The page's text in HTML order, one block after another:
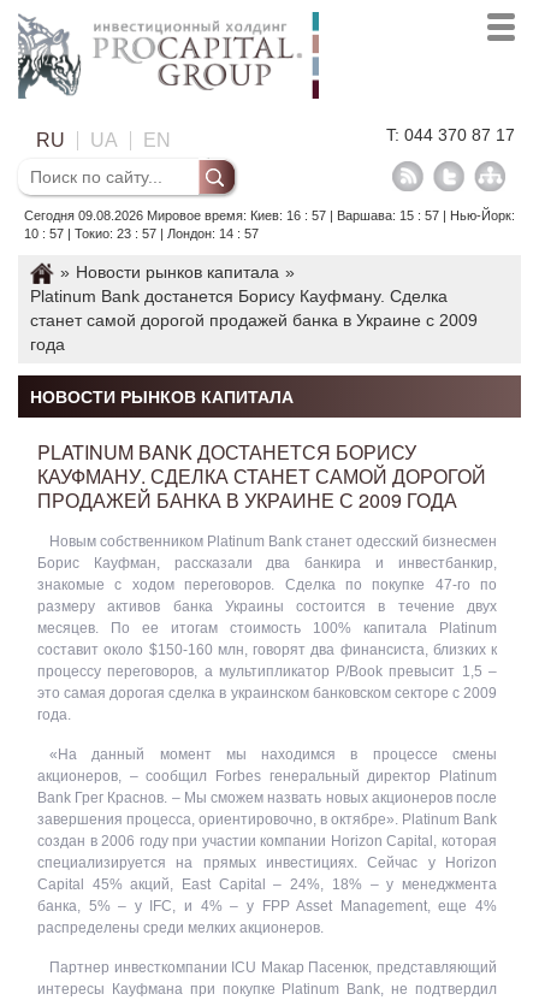
RU UA EN T: 044 370 87 17
Сегодня 09.08.2026 Мировое время: Киев: 16 : 57 | Варшава: 15 : 57 | Нью-Йорк:
10 : 57 | Токио: 23 : 57 | Лондон: 14 : 57
» Новости рынков капитала »
Platinum Bank достанется Борису Кауфману. Сделка
станет самой дорогой продажей банка в Украине с 2009
года
НОВОСТИ РЫНКОВ КАПИТАЛА
PLATINUM BANK ДОСТАНЕТСЯ БОРИСУ
КАУФМАНУ. СДЕЛКА СТАНЕТ САМОЙ ДОРОГОЙ
ПРОДАЖЕЙ БАНКА В УКРАИНЕ С 2009 ГОДА
Новым собственником Platinum Bank станет одесский бизнесмен
Борис Кауфман, рассказали два банкира и инвестбанкир,
знакомые с ходом переговоров. Сделка по покупке 47-го по
размеру активов банка Украины состоится в течение двух
месяцев. По ее итогам стоимость 100% капитала Platinum
составит около $150-160 млн, говорят два финансиста, близких к
процессу переговоров, а мультипликатор P/Book превысит 1,5 –
это самая дорогая сделка в украинском банковском секторе с 2009
года.
«На данный момент мы находимся в процессе смены
акционеров, – сообщил Forbes генеральный директор Platinum
Bank Грег Краснов. – Мы сможем назвать новых акционеров после
завершения процесса, ориентировочно, в октябре». Platinum Bank
создан в 2006 году при участии компании Horizon Capital, которая
специализируется на прямых инвестициях. Сейчас у Horizon
Capital 45% акций, East Capital – 24%, 18% – у менеджмента
банка, 5% – у IFC, и 4% – у FPP Asset Management, еще 4%
распределены среди мелких акционеров.
Партнер инвесткомпании ICU Макар Пасенюк, представляющий
интересы Кауфмана при покупке Platinum Bank, не подтвердил